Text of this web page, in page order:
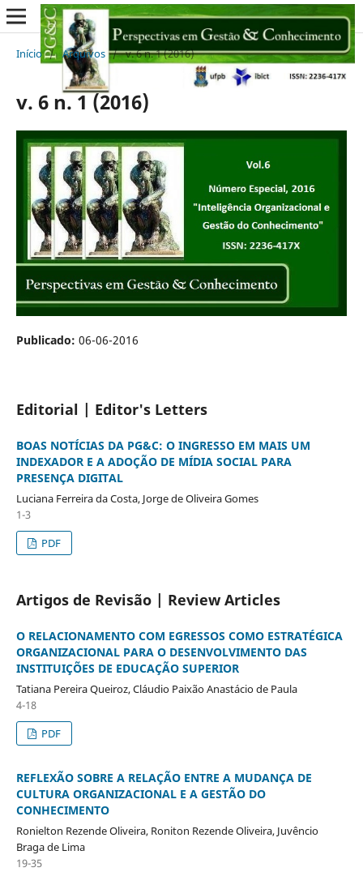
Início / Arquivos / v. 6 n. 1 (2016)
v. 6 n. 1 (2016)
Publicado: 06-06-2016
Editorial | Editor's Letters
BOAS NOTÍCIAS DA PG&C: O INGRESSO EM MAIS UM
INDEXADOR E A ADOÇÃO DE MÍDIA SOCIAL PARA
PRESENÇA DIGITAL
Luciana Ferreira da Costa, Jorge de Oliveira Gomes
1-3
PDF
Artigos de Revisão | Review Articles
O RELACIONAMENTO COM EGRESSOS COMO ESTRATÉGICA
ORGANIZACIONAL PARA O DESENVOLVIMENTO DAS
INSTITUIÇÕES DE EDUCAÇÃO SUPERIOR
Tatiana Pereira Queiroz, Cláudio Paixão Anastácio de Paula
4-18
PDF
REFLEXÃO SOBRE A RELAÇÃO ENTRE A MUDANÇA DE
CULTURA ORGANIZACIONAL E A GESTÃO DO
CONHECIMENTO
Ronielton Rezende Oliveira, Roniton Rezende Oliveira, Juvêncio
Braga de Lima
19-35